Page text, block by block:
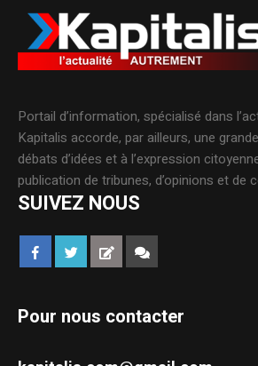
Portail d’information, spécialisé dans
Kapitalis accorde, par ailleurs, une
débats d’idées et à l’expression
publication de tribunes, d’opinions et de
SUIVEZ NOUS
Pour nous contacter